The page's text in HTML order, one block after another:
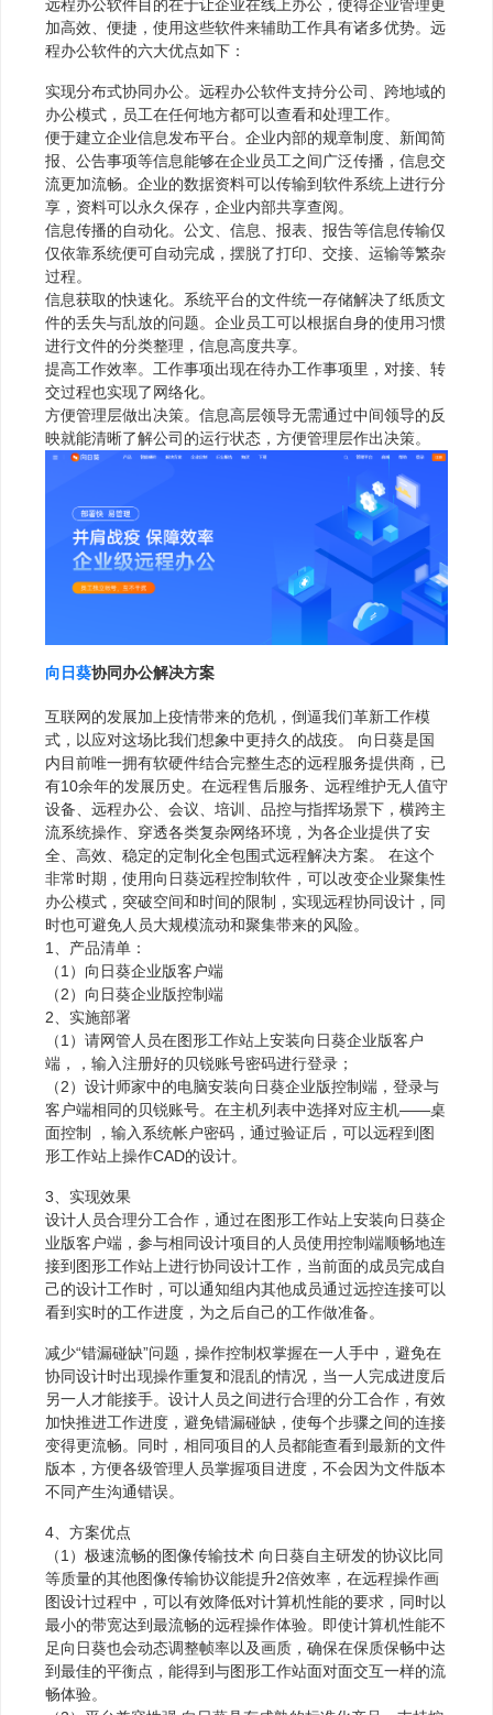
远程办公软件目的在于让企业在线上办公，使得企业管理更
加高效、便捷，使用这些软件来辅助工作具有诸多优势。远
程办公软件的六大优点如下：
实现分布式协同办公。远程办公软件支持分公司、跨地域的
办公模式，员工在任何地方都可以查看和处理工作。
便于建立企业信息发布平台。企业内部的规章制度、新闻简
报、公告事项等信息能够在企业员工之间广泛传播，信息交
流更加流畅。企业的数据资料可以传输到软件系统上进行分
享，资料可以永久保存，企业内部共享查阅。
信息传播的自动化。公文、信息、报表、报告等信息传输仅
仅依靠系统便可自动完成，摆脱了打印、交接、运输等繁杂
过程。
信息获取的快速化。系统平台的文件统一存储解决了纸质文
件的丢失与乱放的问题。企业员工可以根据自身的使用习惯
进行文件的分类整理，信息高度共享。
提高工作效率。工作事项出现在待办工作事项里，对接、转
交过程也实现了网络化。
方便管理层做出决策。信息高层领导无需通过中间领导的反
映就能清晰了解公司的运行状态，方便管理层作出决策。
向日葵协同办公解决方案
互联网的发展加上疫情带来的危机，倒逼我们革新工作模
式，以应对这场比我们想象中更持久的战疫。 向日葵是国
内目前唯一拥有软硬件结合完整生态的远程服务提供商，已
有10余年的发展历史。在远程售后服务、远程维护无人值守
设备、远程办公、会议、培训、品控与指挥场景下，横跨主
流系统操作、穿透各类复杂网络环境，为各企业提供了安
全、高效、稳定的定制化全包围式远程解决方案。 在这个
非常时期，使用向日葵远程控制软件，可以改变企业聚集性
办公模式，突破空间和时间的限制，实现远程协同设计，同
时也可避免人员大规模流动和聚集带来的风险。
1、产品清单：
（1）向日葵企业版客户端
（2）向日葵企业版控制端
2、实施部署
（1）请网管人员在图形工作站上安装向日葵企业版客户
端，，输入注册好的贝锐账号密码进行登录；
（2）设计师家中的电脑安装向日葵企业版控制端，登录与
客户端相同的贝锐账号。在主机列表中选择对应主机——桌
面控制 ，输入系统帐户密码，通过验证后，可以远程到图
形工作站上操作CAD的设计。
3、实现效果
设计人员合理分工合作，通过在图形工作站上安装向日葵企
业版客户端，参与相同设计项目的人员使用控制端顺畅地连
接到图形工作站上进行协同设计工作，当前面的成员完成自
己的设计工作时，可以通知组内其他成员通过远控连接可以
看到实时的工作进度，为之后自己的工作做准备。
减少“错漏碰缺”问题，操作控制权掌握在一人手中，避免在
协同设计时出现操作重复和混乱的情况，当一人完成进度后
另一人才能接手。设计人员之间进行合理的分工合作，有效
加快推进工作进度，避免错漏碰缺，使每个步骤之间的连接
变得更流畅。同时，相同项目的人员都能查看到最新的文件
版本，方便各级管理人员掌握项目进度，不会因为文件版本
不同产生沟通错误。
4、方案优点
（1）极速流畅的图像传输技术 向日葵自主研发的协议比同
等质量的其他图像传输协议能提升2倍效率，在远程操作画
图设计过程中，可以有效降低对计算机性能的要求，同时以
最小的带宽达到最流畅的远程操作体验。即使计算机性能不
足向日葵也会动态调整帧率以及画质，确保在保质保畅中达
到最佳的平衡点，能得到与图形工作站面对面交互一样的流
畅体验。